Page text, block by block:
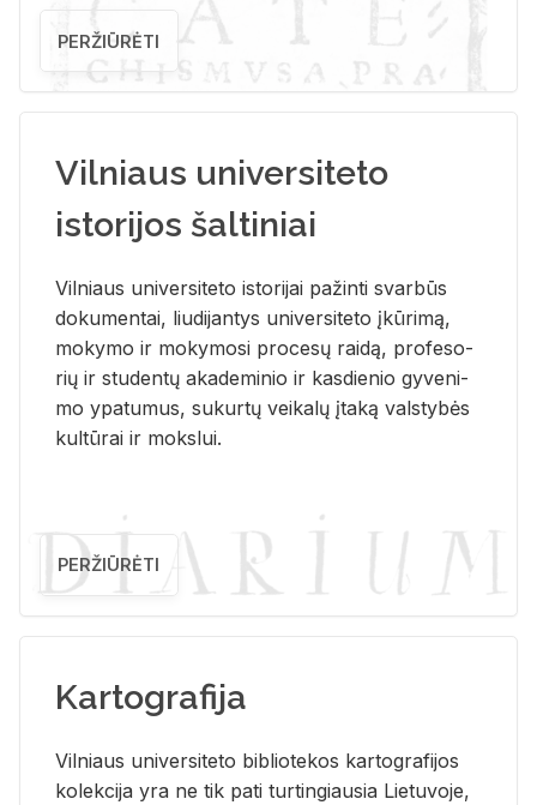
PERŽIŪRĖTI
Vilniaus universiteto
istorijos šaltiniai
Vil­niaus uni­ver­si­te­to is­to­ri­jai pa­žin­ti svar­būs
do­ku­men­tai, liu­di­jan­tys uni­ver­si­te­to įkū­ri­mą,
mo­ky­mo ir mo­ky­mo­si pro­ce­sų rai­dą, pro­fe­so­
rių ir stu­den­tų aka­de­mi­nio ir kas­die­nio gy­ve­ni­
mo ypa­tu­mus, su­kur­tų vei­ka­lų įta­ką vals­ty­bės
kul­tū­rai ir moks­lui.
PERŽIŪRĖTI
Kartografija
Vil­niaus uni­ver­si­te­to bi­b­lio­te­kos kar­to­gra­fi­jos
ko­lek­ci­ja yra ne tik pati tur­tin­giau­sia Lie­tu­vo­je,